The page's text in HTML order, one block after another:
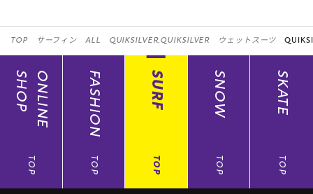
TOP サーフィン ALL QUIKSILVER,QUIKSILVER ウェットスーツ
ONLINE
SHOP
TOP
FASHION
TOP
SURF
TOP
SNOW
TOP
SKATE
TOP